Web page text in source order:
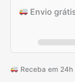
Envio
Receba em 24h